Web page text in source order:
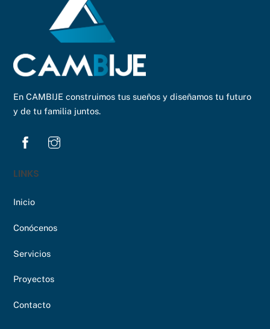
En CAMBIJE construimos tus sueños y diseñamos tu futuro
y de tu familia juntos.
LINKS
Inicio
Conócenos
Servicios
Proyectos
Contacto